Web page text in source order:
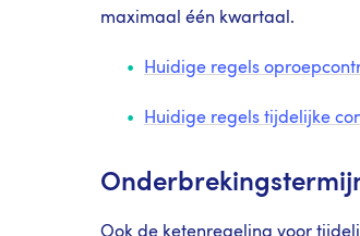
maximaal één kwartaal.
Huidige regels
Huidige regels tijdelijke